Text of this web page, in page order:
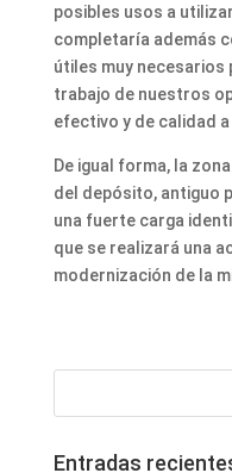
posibles usos a
completaría además
útiles muy necesarios
trabajo de nuestros
efectivo y de calidad
De igual forma, la
del depósito, antiguo
una fuerte carga
que se realizará una
modernización de la
Entradas